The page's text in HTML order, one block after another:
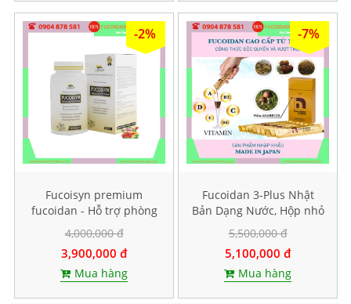
-2%
Fucoisyn premium
fucoidan - Hỗ trợ phòng
và điều trị ung thư, Hộp
60 viên
4,000,000 đ
3,900,000 đ
Mua hàng
-7%
Fucoidan 3-Plus Nhật
Bản Dạng Nước, Hộp nhỏ
5,500,000 đ
5,100,000 đ
Mua hàng